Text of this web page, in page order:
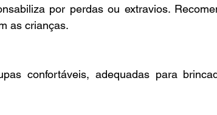
por perdas ou extravios.
as crianças.
confortáveis, adequadas para